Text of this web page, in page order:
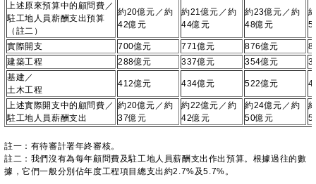
上述原來預算中的顧問費／
駐工地人員薪酬支出預算
（註二）
約20億元／約
42億元
約21億元／約
44億元
約23億元／約
48億元
實際開支 700億元 771億元 876億元
建築工程
288億元 337億元 354億元
基建／
土木工程
412億元 434億元 522億元
上述實際開支中的顧問費／
駐工地人員薪酬支出
約20億元／約
37億元
約22億元／約
42億元
約24億元／約
50億元
註一：有待審計署年終審核。
註二：我們沒有為每年顧問費及駐工地人員薪酬支出作出預算。根據過往的數
據，它們一般分別佔年度工程項目總支出約2.7%及5.7%。